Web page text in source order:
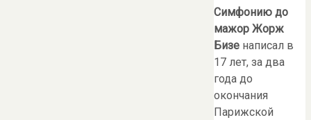
Симфонию до
мажор Жорж
Бизе написал в
17 лет, за два
года до
окончания
Парижской